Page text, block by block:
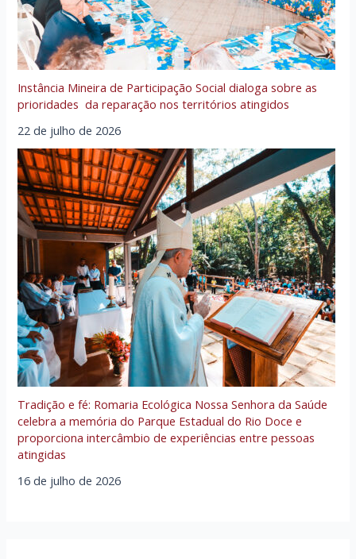
Instância Mineira de Participação Social dialoga sobre as
prioridades da reparação nos territórios atingidos
22 de julho de 2026
Tradição e fé: Romaria Ecológica Nossa Senhora da Saúde
celebra a memória do Parque Estadual do Rio Doce e
proporciona intercâmbio de experiências entre pessoas
atingidas
16 de julho de 2026